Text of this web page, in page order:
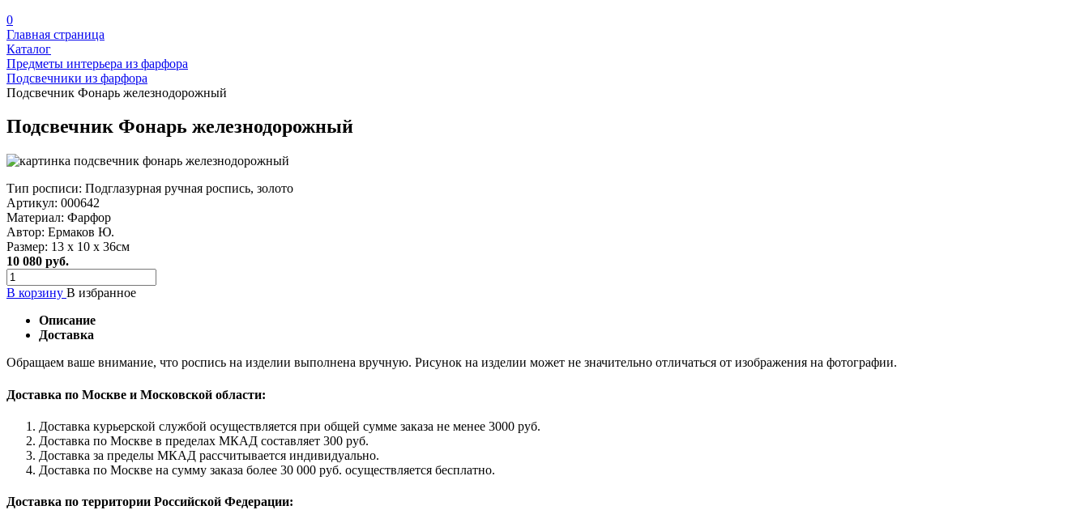
0
Главная страница
Каталог
Предметы интерьера из фарфора
Подсвечники из фарфора
Подсвечник Фонарь железнодорожный
Подсвечник Фонарь железнодорожный
Тип росписи: Подглазурная ручная роспись, золото
Артикул: 000642
Материал: Фарфор
Автор: Ермаков Ю.
Размер: 13 х 10 х 36см
10 080 руб.
В корзину В избранное
Описание
Доставка
Обращаем ваше внимание, что роспись на изделии выполнена вручную. Рисунок на изделии может не значительно отличаться от изображения на фотографии.
Доставка по Москве и Московской области:
Доставка курьерской службой осуществляется при общей сумме заказа не менее 3000 руб.
Доставка по Москве в пределах МКАД составляет 300 руб.
Доставка за пределы МКАД рассчитывается индивидуально.
Доставка по Москве на сумму заказа более 30 000 руб. осуществляется бесплатно.
Доставка по территории Российской Федерации: